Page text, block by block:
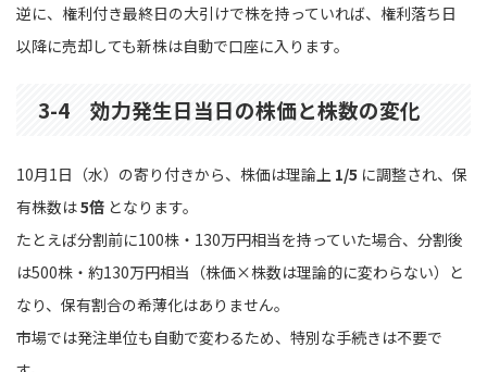
逆に、権利付き最終日の大引けで株を持っていれば、権利落ち日
以降に売却しても新株は自動で口座に入ります。
3-4 効力発生日当日の株価と株数の変化
10月1日（水）の寄り付きから、株価は理論上 1/5 に調整され、保
有株数は5倍 となります。
たとえば分割前に100株・130万円相当を持っていた場合、分割後
は500株・約130万円相当（株価×株数は理論的に変わらない）と
なり、保有割合の希薄化はありません。
市場では発注単位も自動で変わるため、特別な手続きは不要で